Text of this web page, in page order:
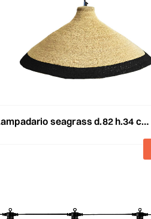
lampadario seagrass d.82 h.34 cm -sea- naturale/nero